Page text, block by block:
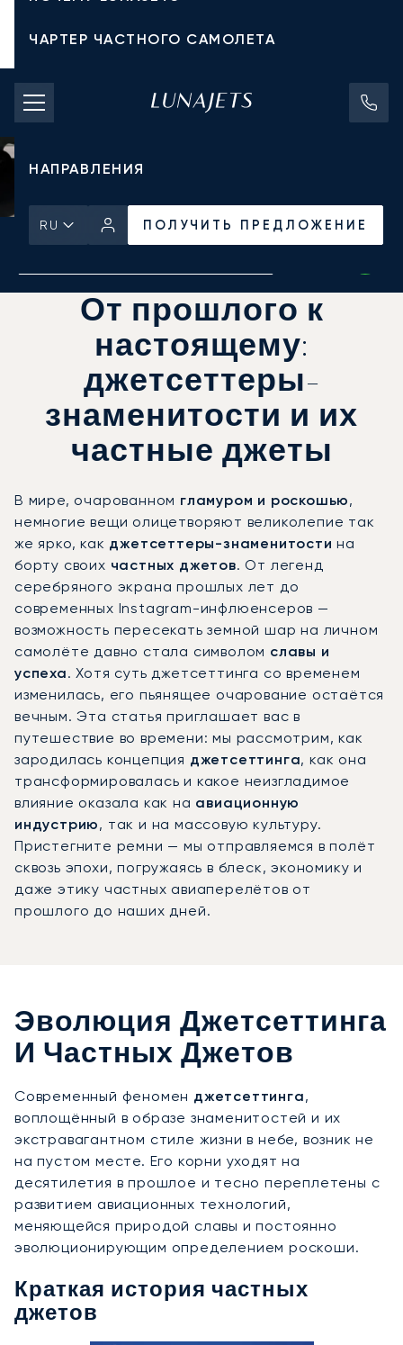
ЧАРТЕР ЧАСТНОГО САМОЛЕТА
СТОИМОСТЬ ЧАРТЕРА
ЧАСТНЫЕ САМОЛЕТЫ
НАПРАВЛЕНИЯ
RU
ПОЛУЧИТЬ ПРЕДЛОЖЕНИЕ
Главная Новости и Инсайты
От прошлого к
настоящему:
джетсеттеры-
знаменитости и их
частные джеты
В мире, очарованном гламуром и роскошью,
немногие вещи олицетворяют великолепие так
же ярко, как джетсеттеры-знаменитости на
борту своих частных джетов. От легенд
серебряного экрана прошлых лет до
современных Instagram-инфлюенсеров —
возможность пересекать земной шар на личном
самолёте давно стала символом славы и
успеха. Хотя суть джетсеттинга со временем
изменилась, его пьянящее очарование остаётся
вечным. Эта статья приглашает вас в
путешествие во времени: мы рассмотрим, как
зародилась концепция джетсеттинга, как она
трансформировалась и какое неизгладимое
влияние оказала как на авиационную
индустрию, так и на массовую культуру.
Пристегните ремни — мы отправляемся в полёт
сквозь эпохи, погружаясь в блеск, экономику и
даже этику частных авиаперелётов от
прошлого до наших дней.
Эволюция Джетсеттинга
И Частных Джетов
Современный феномен джетсеттинга,
воплощённый в образе знаменитостей и их
экстравагантном стиле жизни в небе, возник не
на пустом месте. Его корни уходят на
десятилетия в прошлое и тесно переплетены с
развитием авиационных технологий,
меняющейся природой славы и постоянно
эволюционирующим определением роскоши.
Краткая история частных
джетов